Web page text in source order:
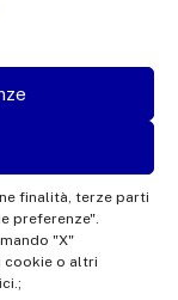
finalità, terze parti
preferenze".
"X"
cookie o altri
PolicyandTerms of